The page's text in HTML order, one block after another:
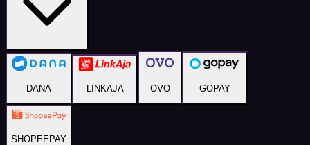
DANA LINKAJA OVO GOPAY
SHOPEEPAY